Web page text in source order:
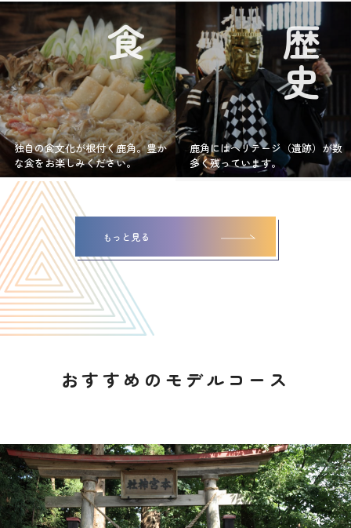
食
独自の食文化が根付く鹿角。豊か
な食をお楽しみください。
歴史
鹿角にはヘリテージ（遺跡）が数
多く残っています。
もっと見る
おすすめのモデルコース